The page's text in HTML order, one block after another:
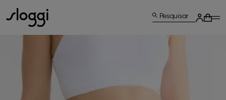
Pesquisar